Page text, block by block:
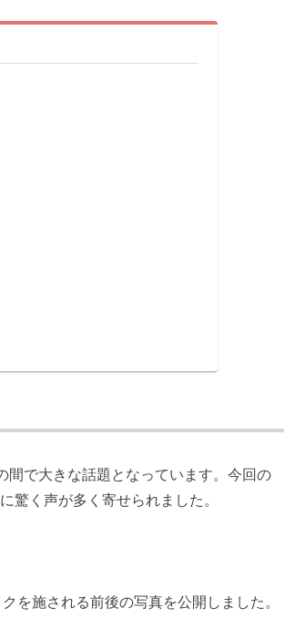
間で大きな話題となっています。今回の
驚く声が多く寄せられました。
を施される前後の写真を公開しました。